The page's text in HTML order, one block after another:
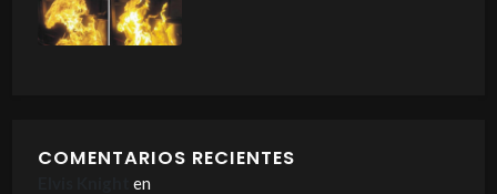
COMENTARIOS RECIENTES
en